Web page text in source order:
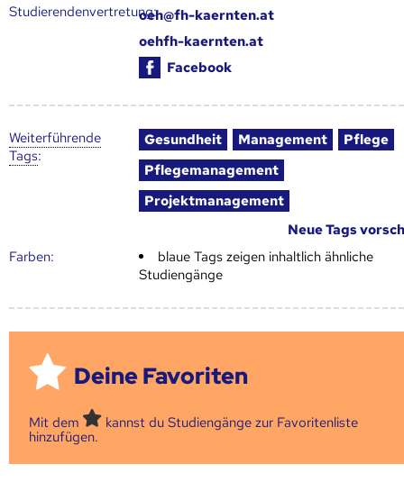
Studierendenvertretung:oeh@fh-kaernten.at
oehfh-kaernten.at
Facebook
Weiter­führende
Tags:
Gesundheit Management
Pflege
Pflegemanagement
Projektmanagement
Neue Tags
Farben:
blaue Tags zeigen inhaltlich ähnliche
Studiengänge
Deine Favoriten
Mit dem
kannst du Studiengänge zur Favoritenliste
hinzufügen.